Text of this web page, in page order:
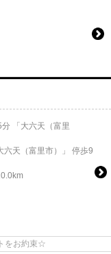
分 「大六天（富里
六天（富里市）」 停歩9
をお約束☆